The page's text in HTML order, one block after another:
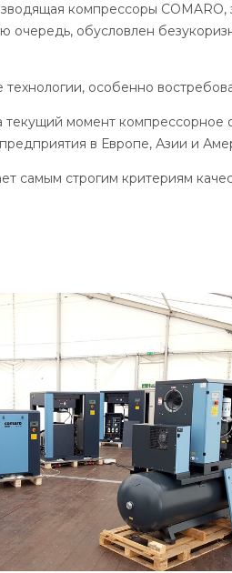
компрессоры
обусловлен
особенно
текущий момент
в Европе, Азии и
строгим критериям